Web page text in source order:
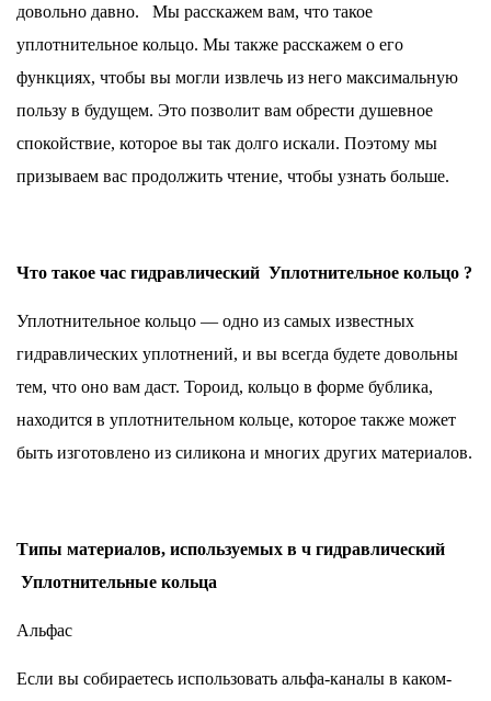
довольно давно.
Мы расскажем вам, что такое
уплотнительное кольцо. Мы также расскажем о его
функциях, чтобы вы могли извлечь из него максимальную
пользу в будущем. Это позволит вам обрести душевное
спокойствие, которое вы так долго искали. Поэтому мы
призываем вас продолжить чтение, чтобы узнать больше.
Что такое час гидравлический Уплотнительное кольцо ?
Уплотнительное кольцо — одно из самых известных
гидравлических уплотнений, и вы всегда будете довольны
тем, что оно вам даст. Тороид, кольцо в форме бублика,
находится в уплотнительном кольце, которое также может
быть изготовлено из силикона и многих других материалов.
Типы материалов, используемых в ч гидравлический
Уплотнительные кольца
Альфас
Если вы собираетесь использовать альфа-каналы в каком-